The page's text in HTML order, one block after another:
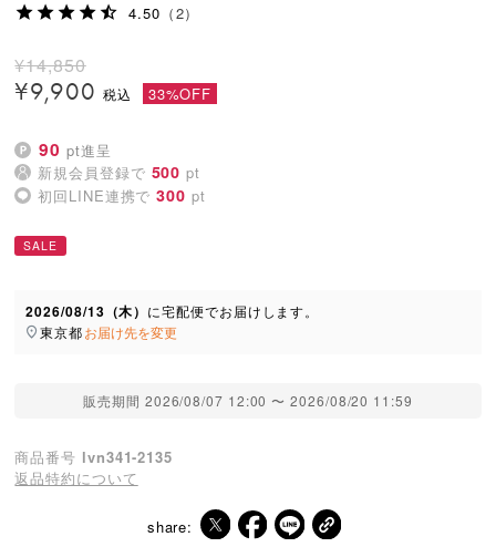
4.50 （2）
¥14,850
¥9,900 33%OFF
90 pt進呈
新規会員登録で 500 pt
初回LINE連携で 300 pt
SALE
2026/08/13（木） に宅配便でお届けします。
東京都お届け先を変更
販売期間 2026/08/07 12:00 〜 2026/08/20 11:59
商品番号 lvn341-2135
返品特約について
share: